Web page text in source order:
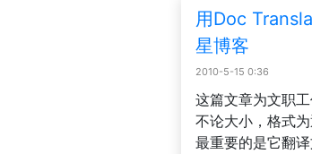
用Doc
星博客
2010-5-15 0:36
这篇文章为文职
不论大小，格式
最重要的是它翻